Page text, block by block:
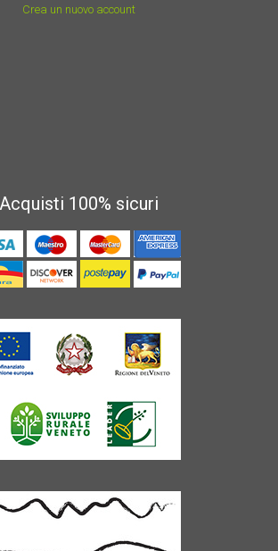
Crea un nuovo account
Acquisti 100% sicuri